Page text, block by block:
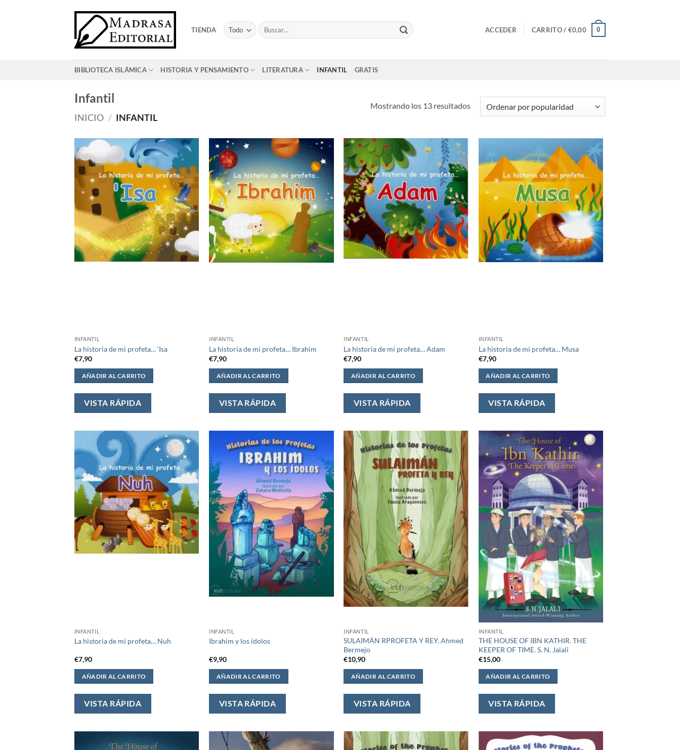
TIENDA
Buscar
por:
ACCEDER CARRITO / €0,00 0
BIBLIOTECA ISLÁMICA HISTORIA Y PENSAMIENTO LITERATURA INFANTIL GRATIS
Infantil
INICIO / INFANTIL
Mostrando los 13 resultadosOrdenado
por
INFANTIL
La historia de mi profeta… ‘Isa
€7,90
AÑADIR AL CARRITO
VISTA RÁPIDA
INFANTIL
La historia de mi profeta… Ibrahim
€7,90
AÑADIR AL CARRITO
VISTA RÁPIDA
INFANTIL
La historia de mi profeta… Adam
€7,90
AÑADIR AL CARRITO
VISTA RÁPIDA
INFANTIL
La historia de mi profeta… Musa
€7,90
AÑADIR AL CARRITO
VISTA RÁPIDA
INFANTIL
La historia de mi profeta… Nuh
€7,90
AÑADIR AL CARRITO
VISTA RÁPIDA
INFANTIL
Ibrahim y los ídolos
€9,90
AÑADIR AL CARRITO
VISTA RÁPIDA
INFANTIL
SULAIMÁN RPROFETA Y REY. Ahmed
Bermejo
€10,90
AÑADIR AL CARRITO
VISTA RÁPIDA
INFANTIL
THE HOUSE OF IBN KATHIR. THE
KEEPER OF TIME. S. N. Jalali
€15,00
AÑADIR AL CARRITO
VISTA RÁPIDA